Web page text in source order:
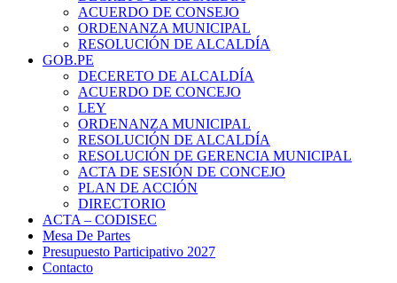
ACUERDO DE CONSEJO
ORDENANZA MUNICIPAL
RESOLUCIÓN DE ALCALDÍA
GOB.PE
DECERETO DE ALCALDÍA
ACUERDO DE CONCEJO
LEY
ORDENANZA MUNICIPAL
RESOLUCIÓN DE ALCALDÍA
RESOLUCIÓN DE GERENCIA MUNICIPAL
ACTA DE SESIÓN DE CONCEJO
PLAN DE ACCIÓN
DIRECTORIO
ACTA – CODISEC
Mesa De Partes
Presupuesto Participativo 2027
Contacto